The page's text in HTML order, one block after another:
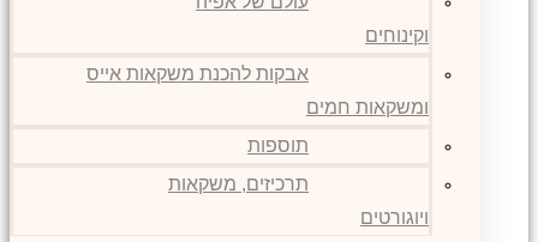
וקינוחים
אבקות להכנת משקאות אייס
ומשקאות חמים
תוספות
תרכיזים, משקאות
ויוגורטים